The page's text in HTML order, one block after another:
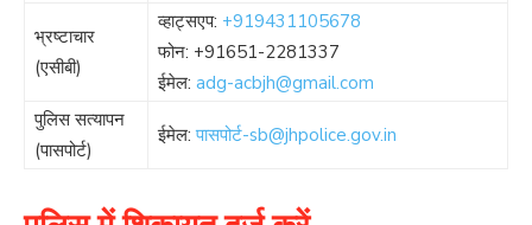
भ्रष्टाचार
(एसीबी)
व्हाट्सएप: +919431105678
फोन: +91651-2281337
ईमेल: adg-acbjh@gmail.com
पुलिस सत्यापन
(पासपोर्ट)
ईमेल:पासपोर्ट-sb@jhpolice.gov.in